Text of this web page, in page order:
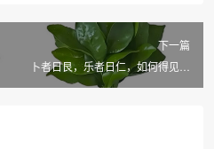
下一篇
卜者日艮，乐者日仁，如何得见，
峨嵋昆仑 (河北市、县名二)